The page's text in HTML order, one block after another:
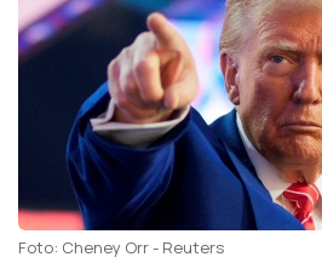
Foto: Cheney Orr - Reuters